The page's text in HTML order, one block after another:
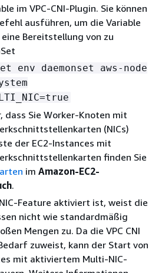
im VPC-CNI-Plugin. Sie können
ausführen, um die Variable
Bereitstellung von zu
env daemonset aws-node
dass Sie Worker-Knoten mit
(NICs)
der EC2-Instances mit
finden Sie
im Amazon-EC2-
.
Feature aktiviert ist, weist die
nicht wie standardmäßig
Mengen zu. Da die VPC CNI
zuweist, kann der Start von
mit aktiviertem Multi-NIC-